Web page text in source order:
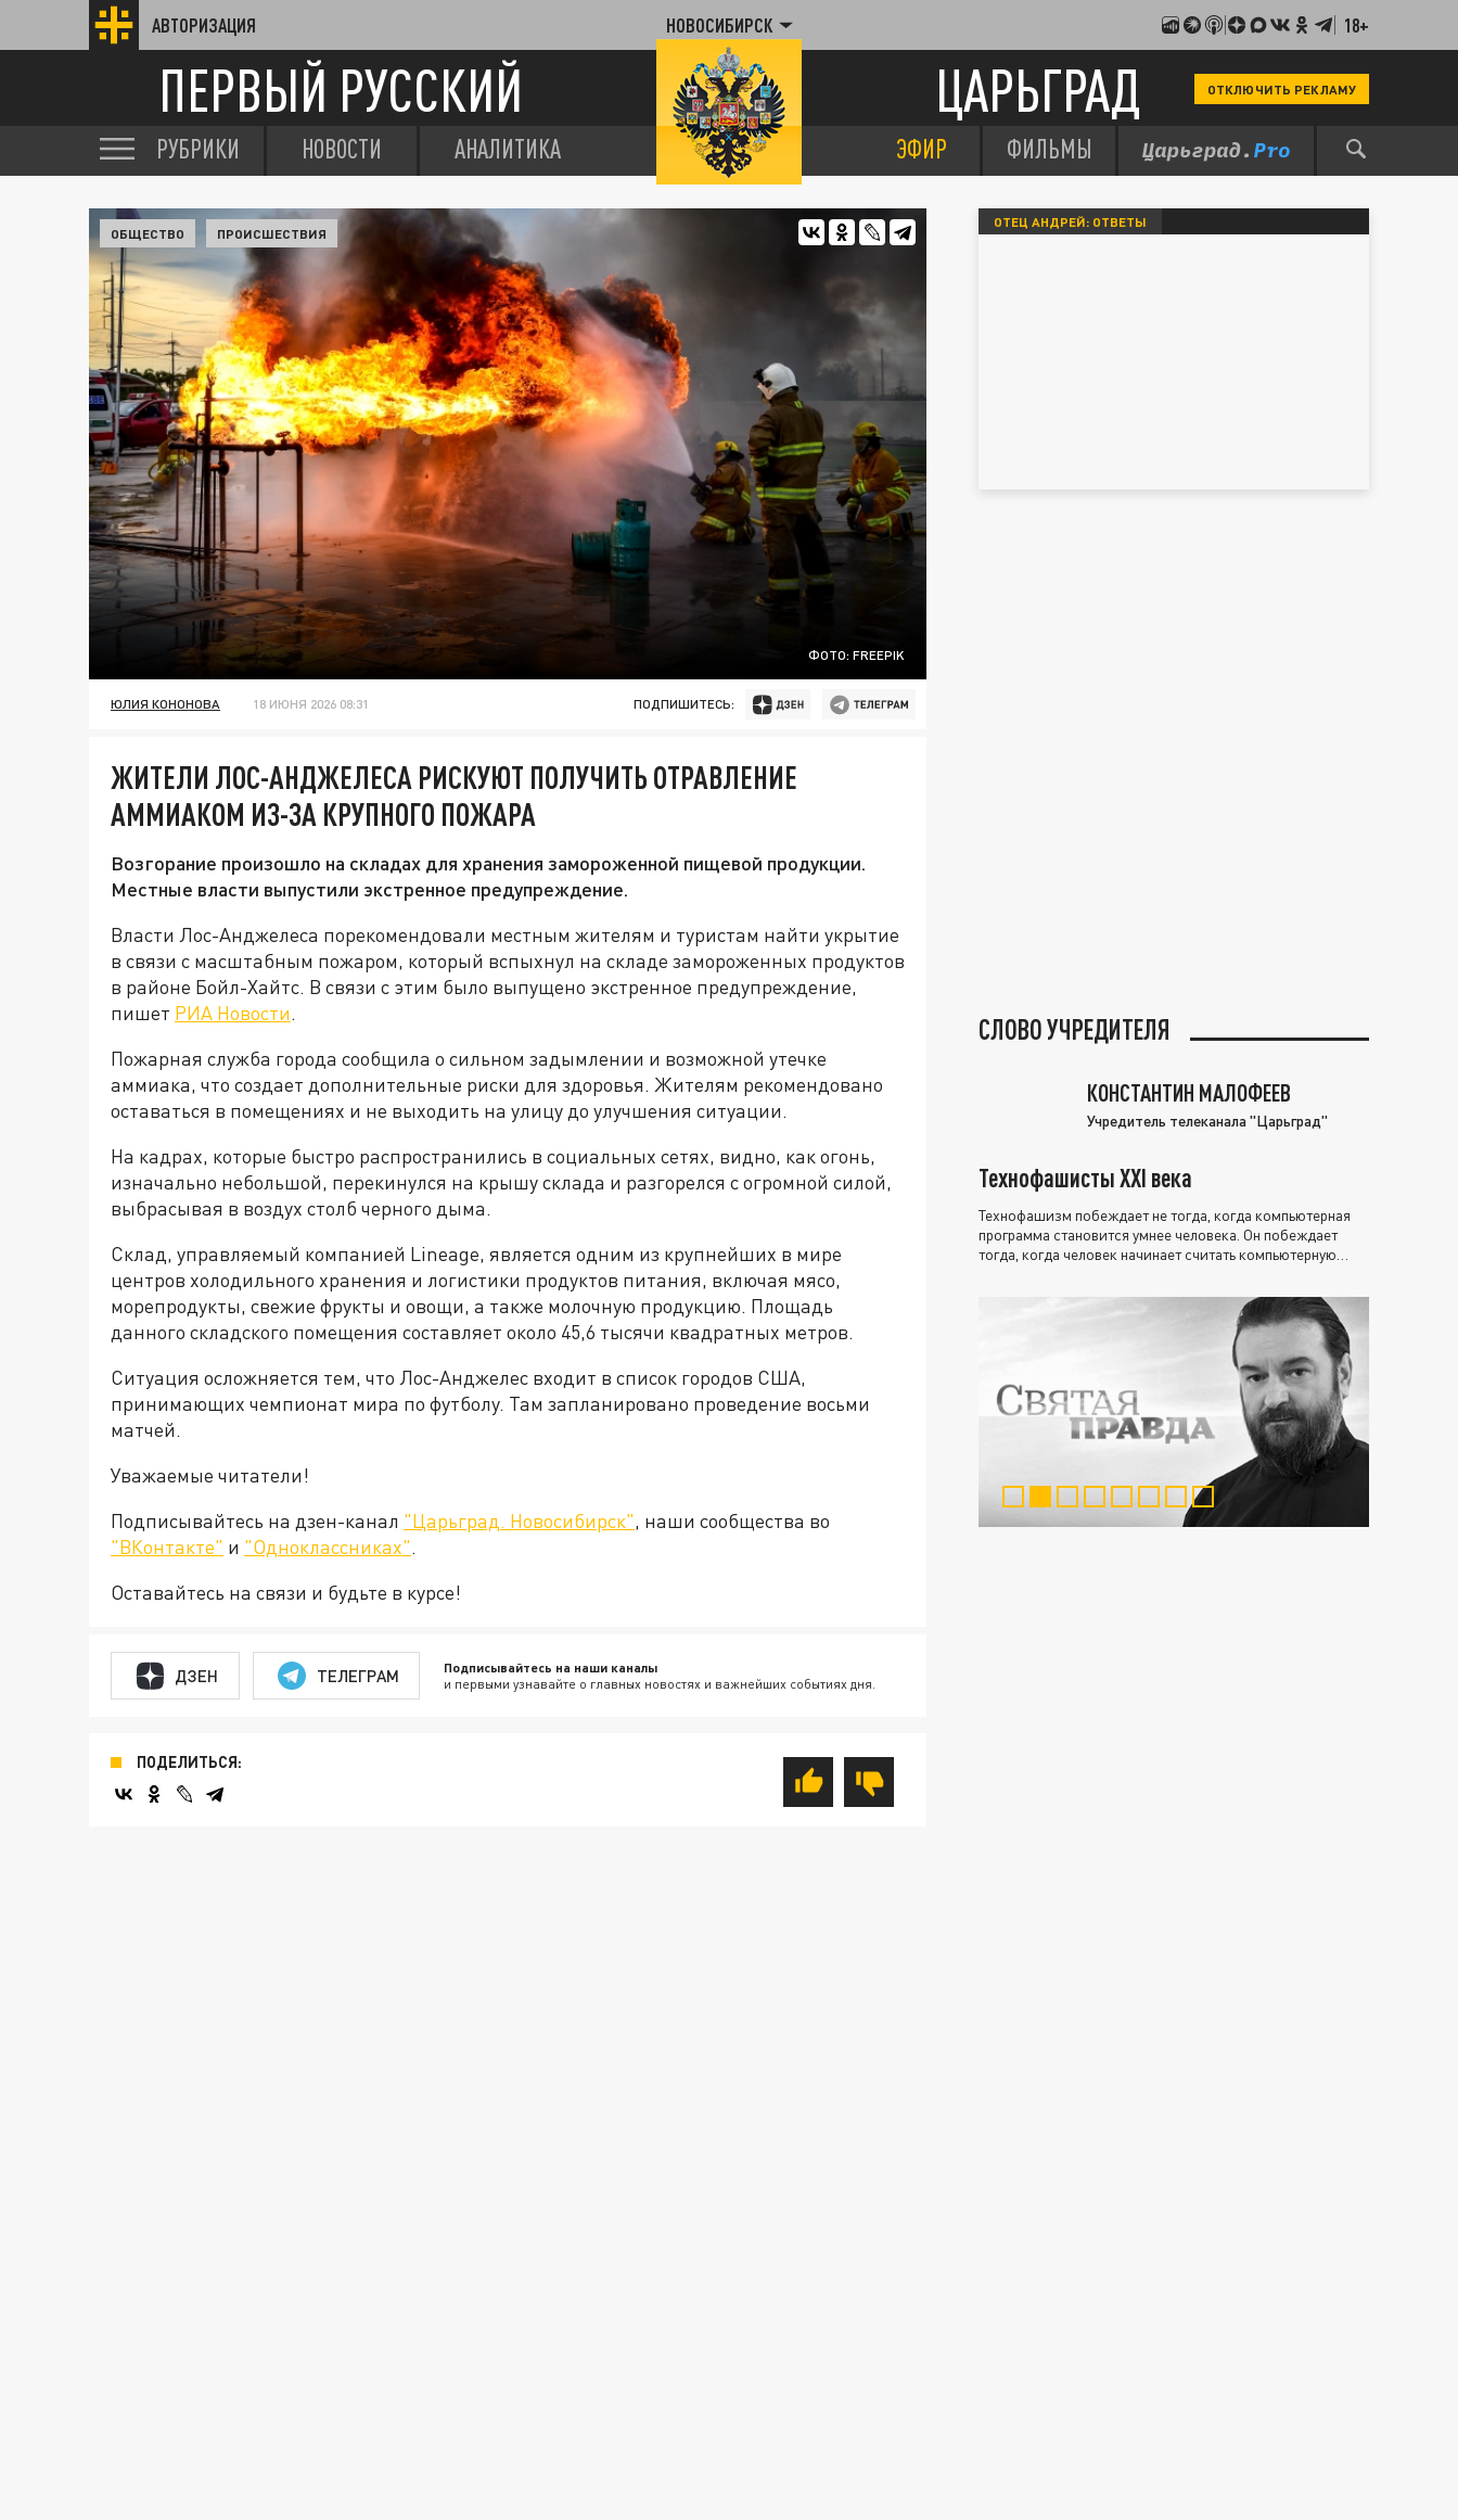
АВТОРИЗАЦИЯ НОВОСИБИРСК 18+
ПЕРВЫЙ РУССКИЙ ЦАРЬГРАД ОТКЛЮЧИТЬ РЕКЛАМУ
РУБРИКИ НОВОСТИ АНАЛИТИКА ЭФИР ФИЛЬМЫ
ФОТО: FREEPIK
ОБЩЕСТВО ПРОИСШЕСТВИЯ
ЮЛИЯ КОНОНОВА 18 ИЮНЯ 2026 08:31 ПОДПИШИТЕСЬ:
ЖИТЕЛИ ЛОС-АНДЖЕЛЕСА РИСКУЮТ ПОЛУЧИТЬ ОТРАВЛЕНИЕ
АММИАКОМ ИЗ-ЗА КРУПНОГО ПОЖАРА
Возгорание произошло на складах для хранения замороженной пищевой продукции.
Местные власти выпустили экстренное предупреждение.
Власти Лос-Анджелеса порекомендовали местным жителям и туристам найти укрытие
в связи с масштабным пожаром, который вспыхнул на складе замороженных продуктов
в районе Бойл-Хайтс. В связи с этим было выпущено экстренное предупреждение,
пишет РИА Новости.
Пожарная служба города сообщила о сильном задымлении и возможной утечке
аммиака, что создает дополнительные риски для здоровья. Жителям рекомендовано
оставаться в помещениях и не выходить на улицу до улучшения ситуации.
На кадрах, которые быстро распространились в социальных сетях, видно, как огонь,
изначально небольшой, перекинулся на крышу склада и разгорелся с огромной силой,
выбрасывая в воздух столб черного дыма.
Склад, управляемый компанией Lineage, является одним из крупнейших в мире
центров холодильного хранения и логистики продуктов питания, включая мясо,
морепродукты, свежие фрукты и овощи, а также молочную продукцию. Площадь
данного складского помещения составляет около 45,6 тысячи квадратных метров.
Ситуация осложняется тем, что Лос-Анджелес входит в список городов США,
принимающих чемпионат мира по футболу. Там запланировано проведение восьми
матчей.
Уважаемые читатели!
Подписывайтесь на дзен-канал "Царьград. Новосибирск", наши сообщества во
"ВКонтакте" и "Одноклассниках".
Оставайтесь на связи и будьте в курсе!
ДЗЕН ТЕЛЕГРАМ Подписывайтесь на наши каналы
и первыми узнавайте о главных новостях и важнейших событиях дня.
ПОДЕЛИТЬСЯ:
ОТЕЦ АНДРЕЙ: ОТВЕТЫ
СЛОВО УЧРЕДИТЕЛЯ
КОНСТАНТИН МАЛОФЕЕВ
Учредитель телеканала "Царьград"
Технофашисты XXI века
Технофашизм побеждает не тогда, когда компьютерная
программа становится умнее человека. Он побеждает
тогда, когда человек начинает считать компьютерную